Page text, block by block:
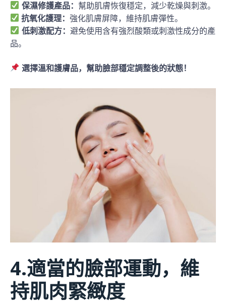
保濕修護產品： 幫助肌膚恢復穩定，減少乾燥與刺激。
抗氧化護理：強化肌膚屏障，維持肌膚彈性。
低刺激配方：避免使用含有強烈酸類或刺激性成分的產
品。
選擇溫和護膚品，幫助臉部穩定調整後的狀態！
4.適當的臉部運動，維
持肌肉緊緻度